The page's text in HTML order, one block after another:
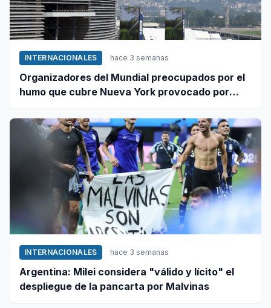
INTERNACIONALES hace 3 semanas
Organizadores del Mundial preocupados por el
humo que cubre Nueva York provocado por
INTERNACIONALES hace 3 semanas
Argentina: Milei considera "válido y lícito" el
despliegue de la pancarta por Malvinas